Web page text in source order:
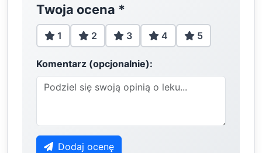
Twoja ocena *
1 2 3 4 5
Komentarz (opcjonalnie):
Dodaj ocenę